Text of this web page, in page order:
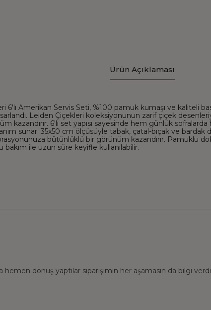
Ürün Açıklaması
6'lı Amerikan Servis Seti, %100 pamuk kumaşı ve kaliteli
Leiden Çiçekleri koleksiyonunun zarif çiçek
kazandırır. 6'lı set yapısı sayesinde hem günlük
sunar. 35x50 cm ölçüsüyle tabak, çatal-bıçak ve
bütünlüklü bir görünüm kazandırır. Pamuklu
bakım ile uzun süre keyifle kullanılabilir.
hemen dönüş yaptılar siparişimin her aşamasın da bilgi